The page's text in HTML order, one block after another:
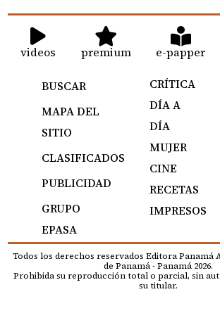
videos premium e-papper
BUSCAR
MAPA DEL
SITIO
CLASIFICADOS
PUBLICIDAD
GRUPO
EPASA
CRÍTICA
DÍA A
DÍA
MUJER
CINE
RECETAS
IMPRESOS
Todos los derechos reservados Editora Panamá
de Panamá - Panamá 2026.
Prohibida su reproducción total o parcial, sin
su titular.